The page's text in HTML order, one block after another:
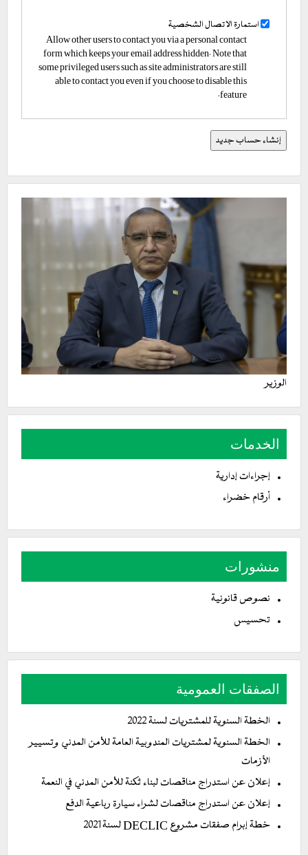
استمارة الاتصال الشخصية
Allow other users to contact you via a personal contact
form which keeps your email address hidden. Note that
some privileged users such as site administrators are still
able to contact you even if you choose to disable this
feature.
الوزير
الخدمات
إجراءات إدارية
أرقام خضراء
منشورات
نصوص قانونية
تحسيس
الصفقات العمومية
الخطة السنوية للمشتريات لسنة 2022
الخطة السنوية لمشتريات المندوبية العامة للأمن المدني وتسيير
الأزمات
إعلان عن استدراج مناقصات لبناء ثكنة للأمن المدني في النعمة
إعلان عن استدراج مناقصات لشراء سيارة رباعية الدفع
خطة إبرام صفقات مشروع DECLIC لسنة 2021